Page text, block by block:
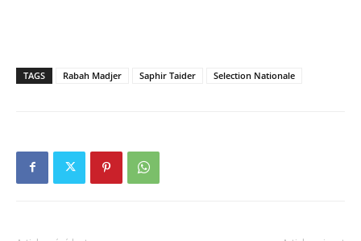
TAGS Rabah Madjer Saphir Taider Selection Nationale